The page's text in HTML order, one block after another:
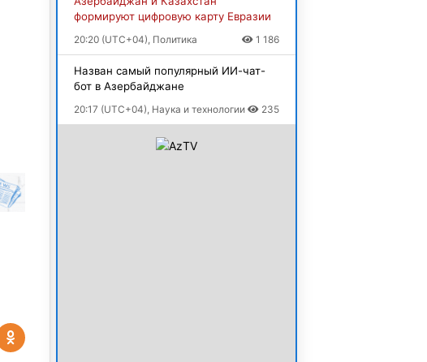
формируют цифровую карту Евразии
20:20 (UTC+04), Политика 1 186
Назван самый популярный ИИ-чат-
бот в Азербайджане
20:17 (UTC+04), Наука и технологии 235